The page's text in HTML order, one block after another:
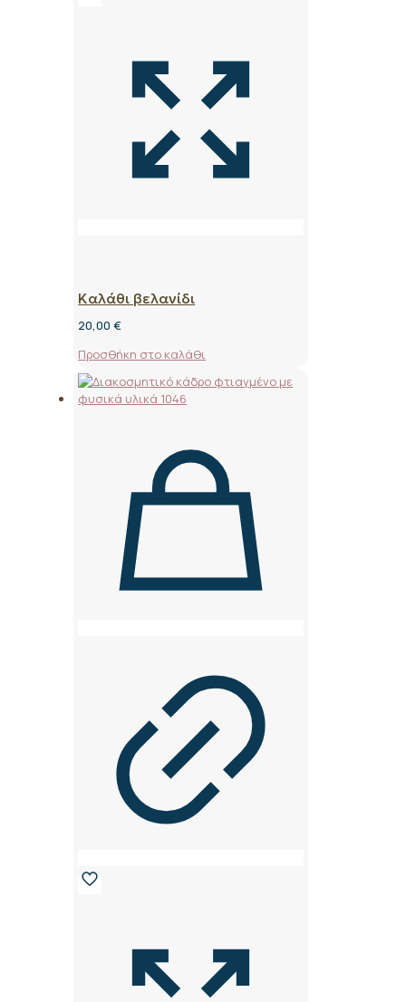
Καλάθι βελανίδι
20,00€
Προσθήκη στο καλάθι